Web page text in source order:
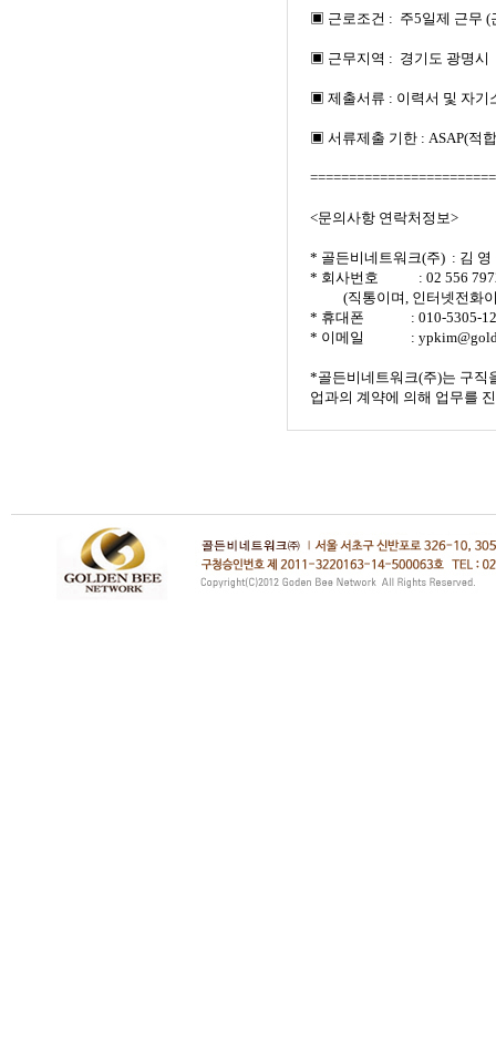
▣ 근로조건 : 주5일제 근무 (
▣ 근무지역 : 경기도 광명시
▣ 제출서류 : 이력서 및 자기
▣ 서류제출 기한 : ASAP(적
<문의사항 연락처정보>
* 골든비네트워크(주) : 김 영
* 회사번호
: 02 556
(직통이며, 인터넷전화
* 휴대폰
: 010-5305-
* 이메일 :
*골든비네트워크(주)는 구직
업과의 계약에 의해 업무를